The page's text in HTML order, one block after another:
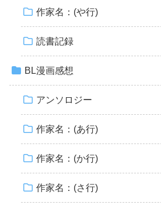
作家名：(や行)
読書記録
BL漫画感想
アンソロジー
作家名：(あ行)
作家名：(か行)
作家名：(さ行)